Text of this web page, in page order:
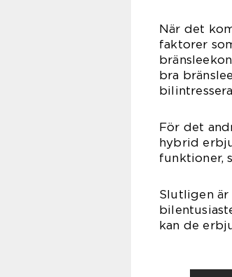
När det
faktorer
bra
För det
hybrid
funktioner,
Slutligen
kan de